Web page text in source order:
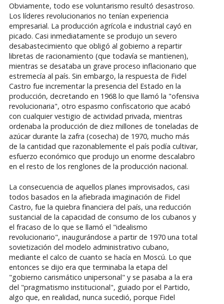
Obviamente, todo ese voluntarismo resultó desastroso.
Los líderes revolucionarios no tenían experiencia
empresarial. La producción agrícola e industrial cayó en
picado. Casi inmediatamente se produjo un severo
desabastecimiento que obligó al gobierno a repartir
libretas de racionamiento (que todavía se mantienen),
mientras se desataba un grave proceso inflacionario que
estremecía al país. Sin embargo, la respuesta de Fidel
Castro fue incrementar la presencia del Estado en la
producción, decretando en 1968 lo que llamó la "ofensiva
revolucionaria", otro espasmo confiscatorio que acabó
con cualquier vestigio de actividad privada, mientras
ordenaba la producción de diez millones de toneladas de
azúcar durante la zafra (cosecha) de 1970, mucho más
de la cantidad que razonablemente el país podía cultivar,
esfuerzo económico que produjo un enorme descalabro
en el resto de los renglones de la producción nacional.
La consecuencia de aquellos planes improvisados, casi
todos basados en la afiebrada imaginación de Fidel
Castro, fue la quiebra financiera del país, una reducción
sustancial de la capacidad de consumo de los cubanos y
el fracaso de lo que se llamó el "idealismo
revolucionario", inaugurándose a partir de 1970 una total
sovietización del modelo administrativo cubano,
mediante el calco de cuanto se hacía en Moscú. Lo que
entonces se dijo era que terminaba la etapa del
"gobierno carismático unipersonal" y se pasaba a la era
del "pragmatismo institucional", guiado por el Partido,
algo que, en realidad, nunca sucedió, porque Fidel